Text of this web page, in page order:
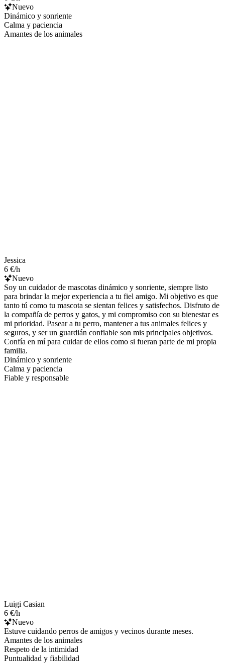
Nuevo
Dinámico y sonriente
Calma y paciencia
Amantes de los animales
Jessica
6 €/h
Nuevo
Soy un cuidador de mascotas dinámico y sonriente, siempre listo
para brindar la mejor experiencia a tu fiel amigo. Mi objetivo es que
tanto tú como tu mascota se sientan felices y satisfechos. Disfruto de
la compañía de perros y gatos, y mi compromiso con su bienestar es
mi prioridad. Pasear a tu perro, mantener a tus animales felices y
seguros, y ser un guardián confiable son mis principales objetivos.
Confía en mí para cuidar de ellos como si fueran parte de mi propia
familia.
Dinámico y sonriente
Calma y paciencia
Fiable y responsable
Luigi Casian
6 €/h
Nuevo
Estuve cuidando perros de amigos y vecinos durante meses.
Amantes de los animales
Respeto de la intimidad
Puntualidad y fiabilidad